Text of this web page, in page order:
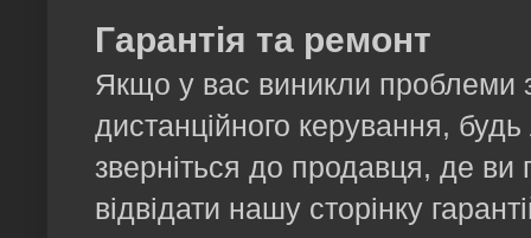
Гарантія та ремонт
Якщо у вас виникли проблеми
дистанційного керування,
зверніться до продавця, де
відвідати нашу сторінку